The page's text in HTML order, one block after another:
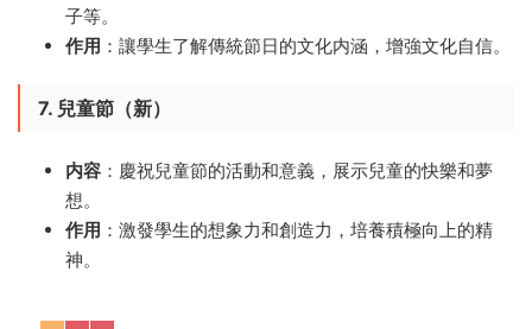
子等。
作用 ：讓學生了解傳統節日的文化内涵，增強文化自信。
7. 兒童節（新）
内容 ：慶祝兒童節的活動和意義，展示兒童的快樂和夢
想。
作用 ：激發學生的想象力和創造力，培養積極向上的精
神。